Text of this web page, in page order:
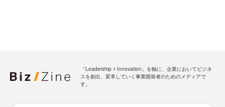
「Leadership ☓ Innovation」を軸に、企業においてビジネ
スを創出、変革していく事業開発者のためのメディアで
す。